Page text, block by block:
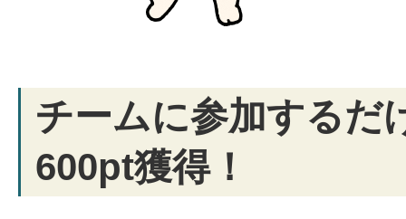
チームに参加するだ
600pt獲得！